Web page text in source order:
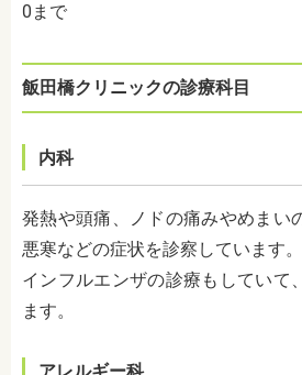
0まで
飯田橋クリニックの診療科目
内科
発熱や頭痛、ノドの痛みやめまい
悪寒などの症状を診察しています。
インフルエンザの診療もしていて
ます。